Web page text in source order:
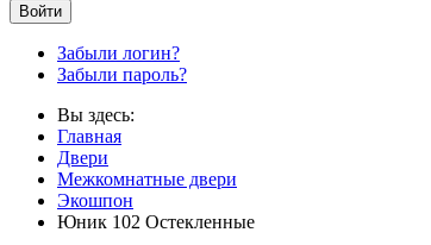
Войти
Забыли логин?
Забыли пароль?
Вы здесь:
Главная
Двери
Межкомнатные двери
Экошпон
Юник 102 Остекленные